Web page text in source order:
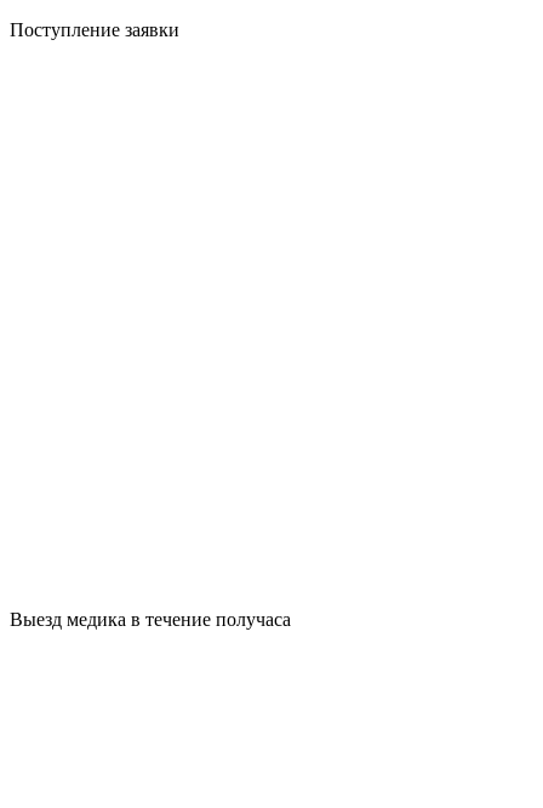
Поступление заявки
Выезд медика в течение получаса